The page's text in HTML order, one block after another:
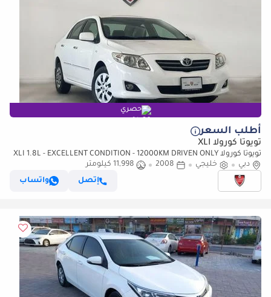
حصري
أطلب السعر
تويوتا كورولا XLI
تويوتا كورولا XLI 1.8L - EXCELLENT CONDITION - 12000KM DRIVEN ONLY
دبي
خليجي 2008
11,998 كيلومتر
إتصل
واتساب